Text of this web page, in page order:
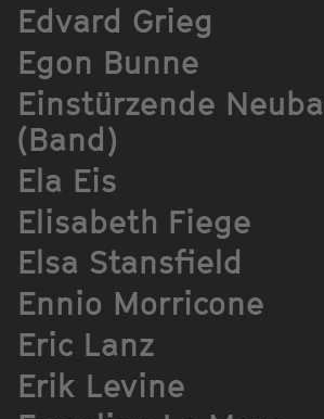
Edvard Grieg
Egon Bunne
Einstürzende
(Band)
Ela Eis
Elisabeth Fiege
Elsa Stansfield
Ennio Morricone
Eric Lanz
Erik Levine